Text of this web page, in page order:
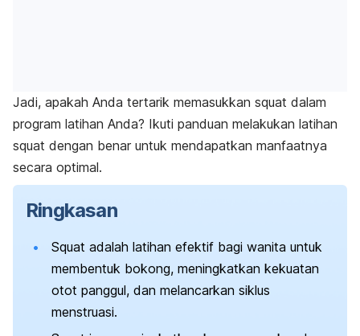
Jadi, apakah Anda tertarik memasukkan squat dalam
program latihan Anda? Ikuti panduan melakukan latihan
squat dengan benar untuk mendapatkan manfaatnya
secara optimal.
Ringkasan
Squat adalah latihan efektif bagi wanita untuk
membentuk bokong, meningkatkan kekuatan
otot panggul, dan melancarkan siklus
menstruasi.